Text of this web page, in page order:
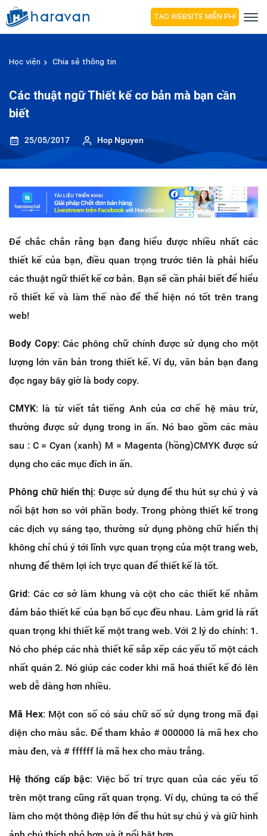
TẠO WEBSITE MIỄN PHÍ
Học viện Chia sẻ thông tin
Các thuật ngữ Thiết kế cơ bản mà bạn cần
biết
25/05/2017 Hop Nguyen
Để chắc chắn rằng bạn đang hiểu được nhiều nhất các
thiết kế của bạn, điều quan trọng trước tiên là phải hiểu
các thuật ngữ thiết kế cơ bản. Bạn sẽ cần phải biết để hiểu
rõ thiết kế và làm thế nào để thể hiện nó tốt trên trang
web!
Body Copy:Các phông chữ chính được sử dụng cho một
lượng lớn văn bản trong thiết kế. Ví dụ, văn bản bạn đang
đọc ngay bây giờ là body copy.
CMYK: là từ viết tắt tiếng Anh của cơ chế hệ màu trừ,
thường được sử dụng trong in ấn. Nó bao gồm các màu
sau : C = Cyan (xanh) M = Magenta (hồng)CMYK được sử
dụng cho các mục đích in ấn.
Phông chữ hiển thị: Được sử dụng để thu hút sự chú ý và
nổi bật hơn so với phần body. Trong phòng thiết kế trong
các dịch vụ sáng tạo, thường sử dụng phông chữ hiển thị
không chỉ chú ý tới lĩnh vực quan trọng của một trang web,
nhưng để thêm lợi ích trực quan để thiết kế là tốt.
Grid: Các cơ sở làm khung và cột cho các thiết kế nhằm
đảm bảo thiết kế của bạn bố cục đều nhau. Làm grid là rất
quan trọng khi thiết kế một trang web. Với 2 lý do chính: 1.
Nó cho phép các nhà thiết kế sắp xếp các yếu tố một cách
nhất quán 2. Nó giúp các coder khi mã hoá thiết kế đó lên
web dễ dàng hơn nhiều.
Mã Hex: Một con số có sáu chữ số sử dụng trong mã đại
diện cho màu sắc. Để tham khảo # 000000 là mã hex cho
màu đen, và # ffffff là mã hex cho màu trắng.
Hệ thống cấp bậc: Việc bố trí trực quan của các yếu tố
trên một trang cũng rất quan trọng. Ví dụ, chúng ta có thể
làm cho một thông điệp lớn để thu hút sự chú ý và giữ hình